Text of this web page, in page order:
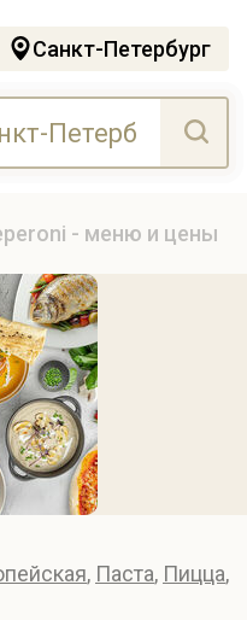
Санкт-Петербург
- меню и цены
, Паста, Пицца,